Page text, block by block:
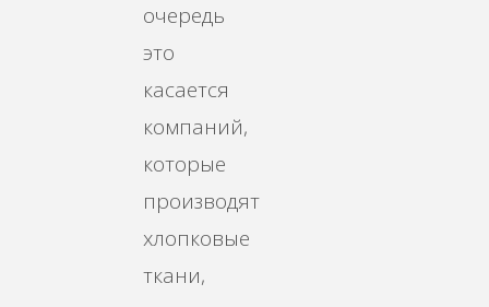
очередь
это
касается
компаний,
которые
производят
хлопковые
ткани,